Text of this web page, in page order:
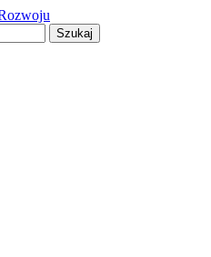
Szukaj